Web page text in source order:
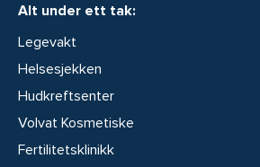
Alt under ett tak:
Legevakt
Helsesjekken
Hudkreftsenter
Volvat Kosmetiske
Fertilitetsklinikk